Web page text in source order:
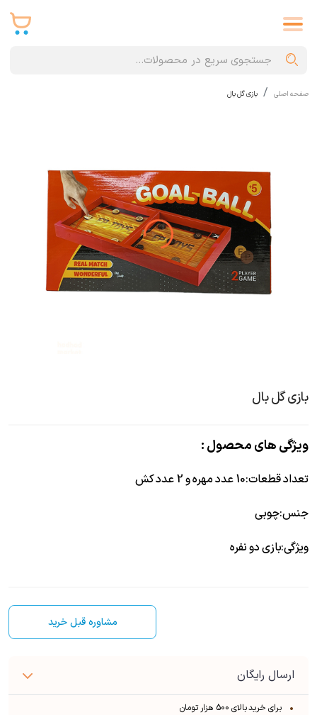
صفحه اصلی بازی گل بال
بازی گل بال
ویژگی های محصول :
تعداد قطعات:10 عدد مهره و 2 عدد کش
جنس:چوبی
ویژگی:بازی دو نفره
مشاوره قبل خرید
ارسال رایگان
برای خرید بالای 500 هزار تومان